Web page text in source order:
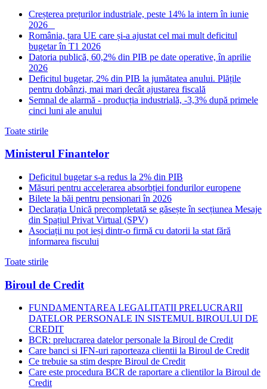
Creșterea prețurilor industriale, peste 14% la intern în iunie
2026
România, țara UE care și-a ajustat cel mai mult deficitul
bugetar în T1 2026
Datoria publică, 60,2% din PIB pe date operative, în aprilie
2026
Deficitul bugetar, 2% din PIB la jumătatea anului. Plățile
pentru dobânzi, mai mari decât ajustarea fiscală
Semnal de alarmă - producția industrială, -3,3% după primele
cinci luni ale anului
Toate stirile
Ministerul Finantelor
Deficitul bugetar s-a redus la 2% din PIB
Măsuri pentru accelerarea absorbției fondurilor europene
Bilete la băi pentru pensionari în 2026
Declarația Unică precompletată se găsește în secțiunea Mesaje
din Spațiul Privat Virtual (SPV)
Asociații nu pot ieși dintr-o firmă cu datorii la stat fără
informarea fiscului
Toate stirile
Biroul de Credit
FUNDAMENTAREA LEGALITATII PRELUCRARII
DATELOR PERSONALE IN SISTEMUL BIROULUI DE
CREDIT
BCR: prelucrarea datelor personale la Biroul de Credit
Care banci si IFN-uri raporteaza clientii la Biroul de Credit
Ce trebuie sa stim despre Biroul de Credit
Care este procedura BCR de raportare a clientilor la Biroul de
Credit